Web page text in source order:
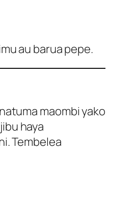
au barua pepe.
maombi yako
haya
Tembelea